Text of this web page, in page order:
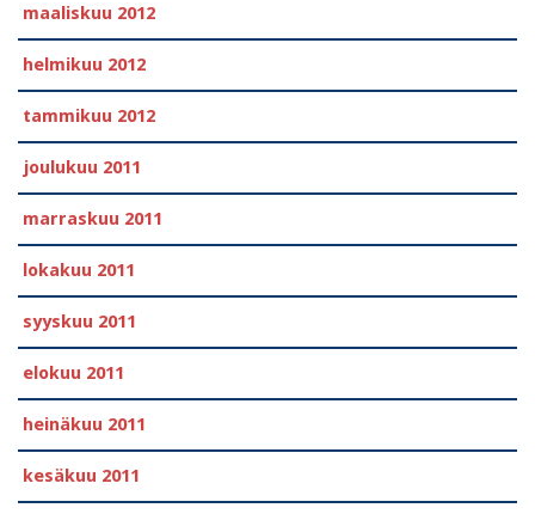
maaliskuu 2012
helmikuu 2012
tammikuu 2012
joulukuu 2011
marraskuu 2011
lokakuu 2011
syyskuu 2011
elokuu 2011
heinäkuu 2011
kesäkuu 2011